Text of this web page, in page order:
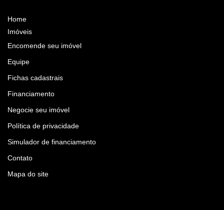
Home
Imóveis
Encomende seu imóvel
Equipe
Fichas cadastrais
Financiamento
Negocie seu imóvel
Política de privacidade
Simulador de financiamento
Contato
Mapa do site